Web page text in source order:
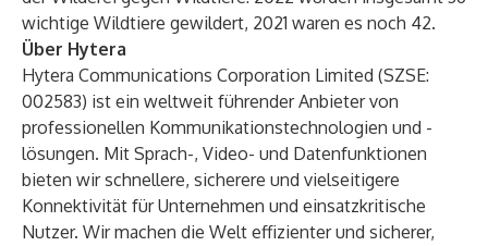
wichtige Wildtiere gewildert, 2021 waren es noch 42.
Über Hytera
Hytera Communications Corporation Limited (SZSE:
002583) ist ein weltweit führender Anbieter von
professionellen Kommunikationstechnologien und -
lösungen. Mit Sprach-, Video- und Datenfunktionen
bieten wir schnellere, sicherere und vielseitigere
Konnektivität für Unternehmen und einsatzkritische
Nutzer. Wir machen die Welt effizienter und sicherer,